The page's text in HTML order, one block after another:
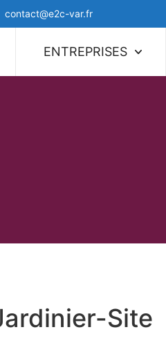
contact@e2c-var.fr
ENTREPRISES
Site